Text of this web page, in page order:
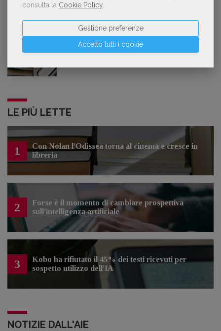
consulta la Cookie Policy
Accetto tutti i cookie
Gestione preferenze
Lavoro: 7 posizioni aperte e 9 stage in
LE PIÙ LETTE
1
Con Nolan l’Odissea torna al cinema e cresce in
libreria
2
Forse è il momento di cambiare prospettiva
sull’intelligenza artificiale
3
Kobo ha rifiutato il 45% dei testi ricevuti per
sospetto utilizzo dell’IA
NOTIZIE DALL'AIE